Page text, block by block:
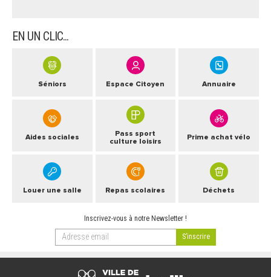
EN UN CLIC...
Séniors Espace Citoyen Annuaire
Aides sociales
Pass sport
culture loisirs
Prime achat vélo
Louer une salle Repas scolaires Déchets
Inscrivez-vous à notre Newsletter !
DÉLIBÉRATIONS